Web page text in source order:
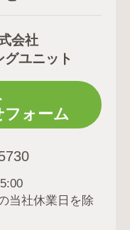
会社
ユニット
フォーム
当社休業日を除